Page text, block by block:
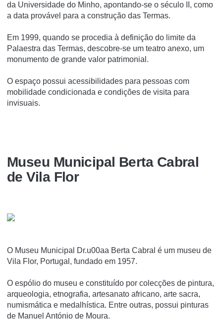
da Universidade do Minho, apontando-se o século II, como
a data provável para a construção das Termas.
Em 1999, quando se procedia à definição do limite da
Palaestra das Termas, descobre-se um teatro anexo, um
monumento de grande valor patrimonial.
O espaço possui acessibilidades para pessoas com
mobilidade condicionada e condições de visita para
invisuais.
Museu Municipal Berta Cabral
de Vila Flor
O Museu Municipal Dr.u00aa Berta Cabral é um museu de
Vila Flor, Portugal, fundado em 1957.
O espólio do museu e constituí­do por colecções de pintura,
arqueologia, etnografia, artesanato africano, arte sacra,
numismática e medalhí­stica. Entre outras, possui pinturas
de Manuel António de Moura.